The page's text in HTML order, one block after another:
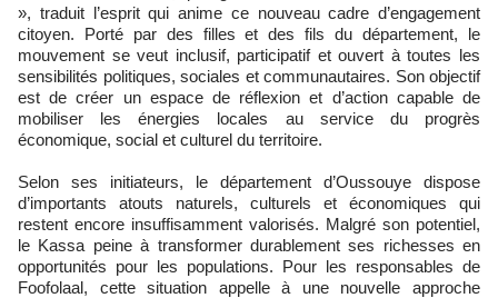
», traduit l’esprit qui anime ce nouveau cadre d’engagement
citoyen. Porté par des filles et des fils du département, le
mouvement se veut inclusif, participatif et ouvert à toutes les
sensibilités politiques, sociales et communautaires. Son objectif
est de créer un espace de réflexion et d’action capable de
mobiliser les énergies locales au service du progrès
économique, social et culturel du territoire.
Selon ses initiateurs, le département d’Oussouye dispose
d’importants atouts naturels, culturels et économiques qui
restent encore insuffisamment valorisés. Malgré son potentiel,
le Kassa peine à transformer durablement ses richesses en
opportunités pour les populations. Pour les responsables de
Foofolaal, cette situation appelle à une nouvelle approche